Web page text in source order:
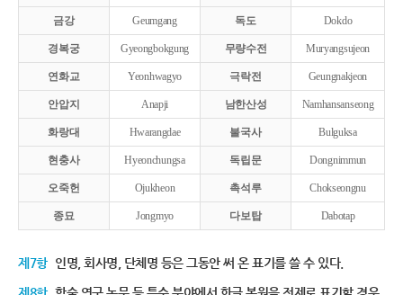
금강 Geumgang 독도 Dokdo
경복궁 Gyeongbokgung 무량수전 Muryangsujeon
연화교 Yeonhwagyo 극락전 Geungnakjeon
안압지 Anapji 남한산성 Namhansanseong
화랑대 Hwarangdae 불국사 Bulguksa
현충사 Hyeonchungsa 독립문 Dongnimmun
오죽헌 Ojukheon 촉석루 Chokseongnu
종묘 Jongmyo 다보탑 Dabotap
제7항 인명, 회사명, 단체명 등은 그동안 써 온 표기를 쓸 수 있다.